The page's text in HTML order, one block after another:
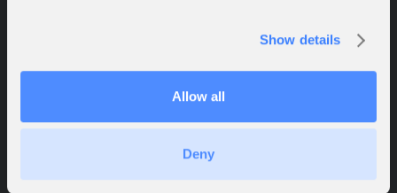
Show details
Allow all
Deny